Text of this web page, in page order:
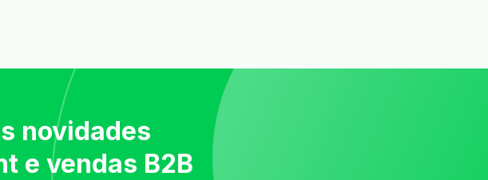
novidades
e vendas B2B